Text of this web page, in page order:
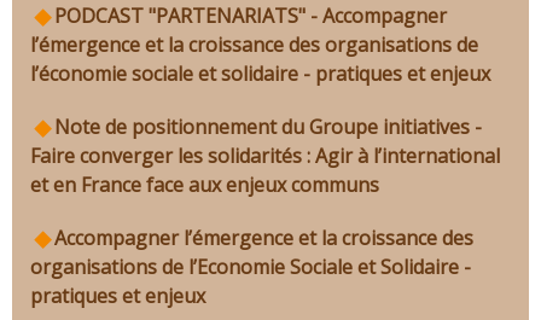
PODCAST "PARTENARIATS" - Accompagner
l’émergence et la croissance des organisations de
l’économie sociale et solidaire - pratiques et enjeux
Note de positionnement du Groupe initiatives -
Faire converger les solidarités : Agir à l’international
et en France face aux enjeux communs
Accompagner l’émergence et la croissance des
organisations de l’Economie Sociale et Solidaire -
pratiques et enjeux